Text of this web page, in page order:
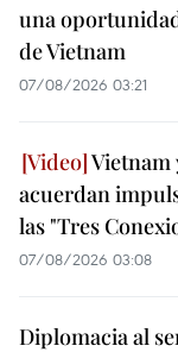
una
de Vietnam
07/08/2026 03:21
Vietnam
acuerdan
las "Tres
07/08/2026 03:08
Diplomacia al